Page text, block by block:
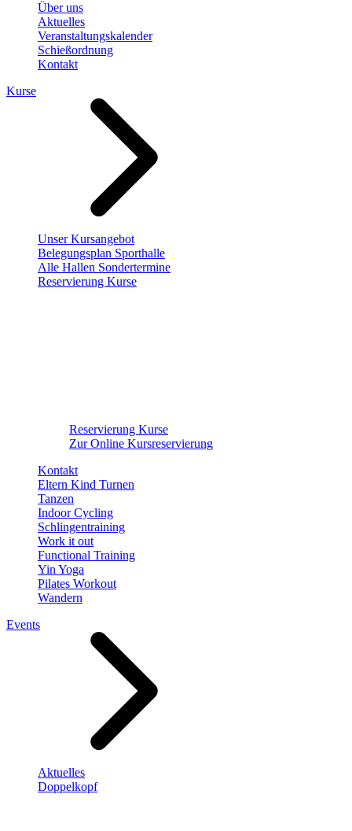
Über uns
Aktuelles
Veranstaltungskalender
Schießordnung
Kontakt
Kurse
Unser Kursangebot
Belegungsplan Sporthalle
Alle Hallen Sondertermine
Reservierung Kurse
Reservierung Kurse
Zur Online Kursreservierung
Kontakt
Eltern Kind Turnen
Tanzen
Indoor Cycling
Schlingentraining
Work it out
Functional Training
Yin Yoga
Pilates Workout
Wandern
Events
Aktuelles
Doppelkopf